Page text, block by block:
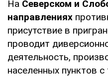
На Северском и
направлениях
присутствие в
проводит
деятельность,
населенных пунктов